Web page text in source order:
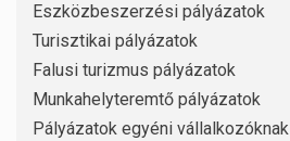
Eszközbeszerzési pályázatok
Turisztikai pályázatok
Falusi turizmus pályázatok
Munkahelyteremtő pályázatok
Pályázatok egyéni vállalkozóknak